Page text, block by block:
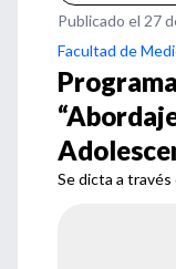
Publicado el 27
Facultad de
Se dicta a